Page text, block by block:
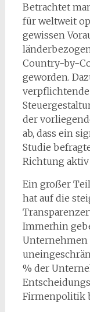
Betrachtet
für weltweit
gewissen
Country-by-
geworden.
der
ab, dass ein
Studie
Richtung
Ein großer
hat auf die
Immerhin
Unternehmen
% der
Firmenpolitik